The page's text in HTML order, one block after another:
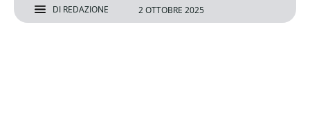
DI REDAZIONE 2 OTTOBRE 2025